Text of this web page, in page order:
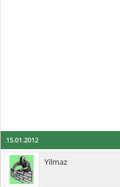
15.01.2012
Yilmaz